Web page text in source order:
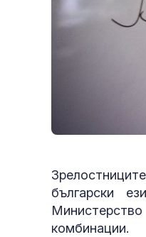
български
комбинации.